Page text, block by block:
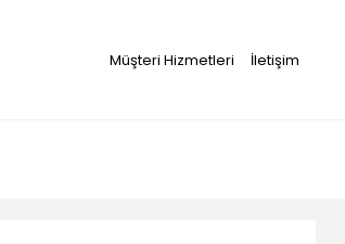
Müşteri Hizmetleri İletişim